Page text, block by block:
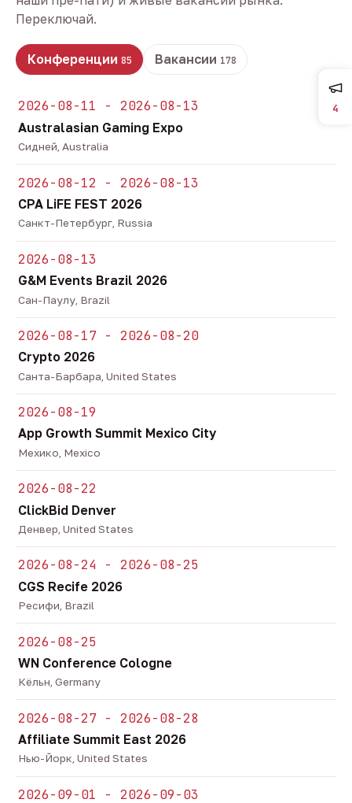
Переключай.
Конференции 85 Вакансии 178
2026-08-11 - 2026-08-13
Australasian Gaming Expo
Сидней, Australia
2026-08-12 - 2026-08-13
CPA LiFE FEST 2026
Санкт-Петербург, Russia
2026-08-13
G&M Events Brazil 2026
Сан-Паулу, Brazil
2026-08-17 - 2026-08-20
Crypto 2026
Санта-Барбара, United States
2026-08-19
App Growth Summit Mexico City
Мехико, Mexico
2026-08-22
ClickBid Denver
Денвер, United States
2026-08-24 - 2026-08-25
CGS Recife 2026
Ресифи, Brazil
2026-08-25
WN Conference Cologne
Кёльн, Germany
2026-08-27 - 2026-08-28
Affiliate Summit East 2026
Нью-Йорк, United States
2026-09-01 - 2026-09-03
4